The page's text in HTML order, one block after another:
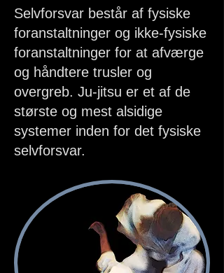
Selvforsvar består af fysiske
foranstaltninger og ikke-fysiske
foranstaltninger for at afværge
og håndtere trusler og
overgreb. Ju-jitsu er et af de
største og mest alsidige
systemer inden for det fysiske
selvforsvar.